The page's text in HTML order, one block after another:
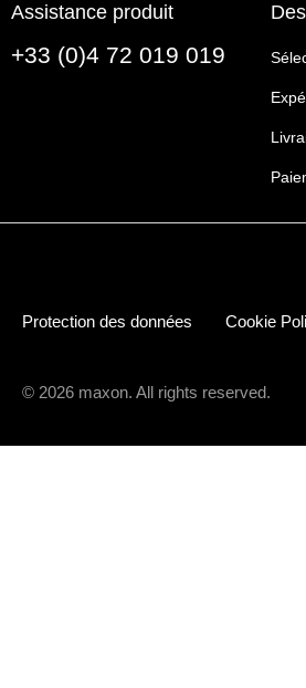
Assistance produit
+33 (0)4 72 019 019
Protection des données Cookie
© 2026 maxon. All rights reserved.